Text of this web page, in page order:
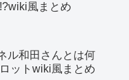
風まとめ
ル和田さんとは何
ットwiki風まとめ